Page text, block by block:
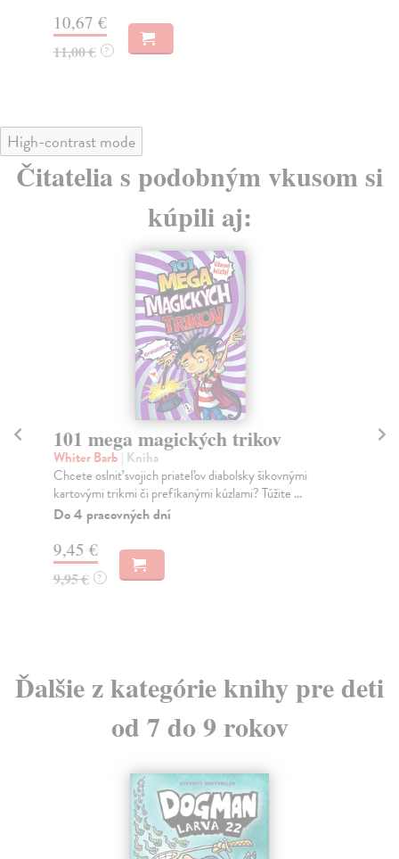
10,67 €
11,00 € ?
High-contrast mode
Čitatelia s podobným vkusom si
kúpili aj:
101 mega magických trikov
Whiter Barb | Kniha
Chcete oslniť svojich priateľov diabolsky šikovnými
kartovými trikmi či prefíkanými kúzlami? Túžite ...
Do 4 pracovných dní
9,45 €
9,95 € ?
Ďalšie z kategórie knihy pre deti
od 7 do 9 rokov